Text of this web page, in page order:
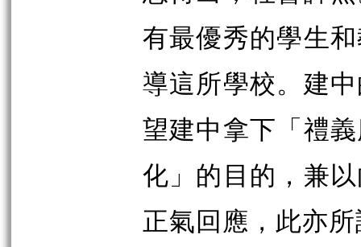
有最優秀的學生
導這所學校。建
望建中拿下「禮
化」的目的，兼
正氣回應，此亦